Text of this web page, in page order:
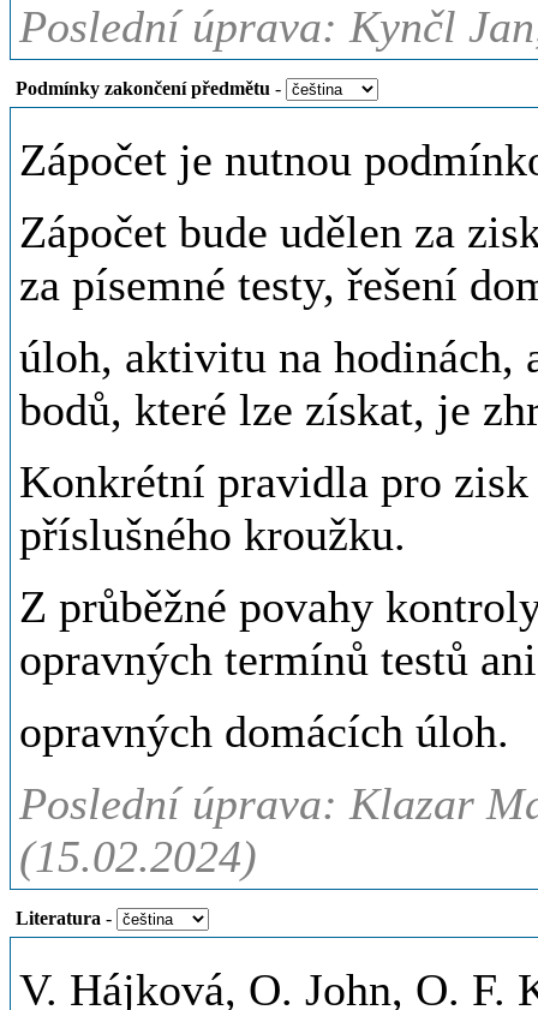
Poslední úprava: Kynčl
Podmínky zakončení předmětu -
Zápočet je nutnou
Zápočet bude udělen za
za písemné testy, řešení
úloh, aktivitu na hodinách,
bodů, které lze získat, je
Konkrétní pravidla pro
příslušného kroužku.
Z průběžné povahy
opravných termínů testů
opravných domácích úloh.
Poslední úprava: Klazar
(15.02.2024)
Literatura -
V. Hájková, O. John, O. F.